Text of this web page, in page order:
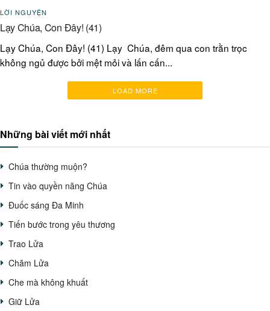
LỜI NGUYỆN
Lạy Chúa, Con Đây! (41)
Lạy Chúa, Con Đây! (41) Lạy Chúa, đêm qua con trằn trọc
không ngủ được bởi mệt mỏi và lấn cấn...
LOAD MORE
Những bài viết mới nhất
Chúa thường muộn?
Tin vào quyền năng Chúa
Đuốc sáng Đa Minh
Tiến bước trong yêu thương
Trao Lửa
Chăm Lửa
Che mà không khuất
Giữ Lửa